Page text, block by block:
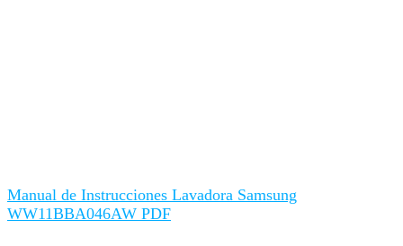
Manual de Instrucciones Lavadora Samsung
WW11BBA046AW PDF